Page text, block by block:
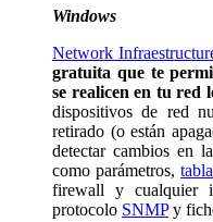
Windows
Network
gratuita que te
se realicen en tu red
dispositivos de red
retirado (o están
detectar cambios en
como parámetros,
firewall y cualquier
protocolo SNMPy